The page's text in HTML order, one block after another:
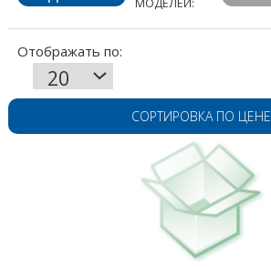
МОДЕЛЕЙ:
СОРТИРОВКА ПО ЦЕНЕ